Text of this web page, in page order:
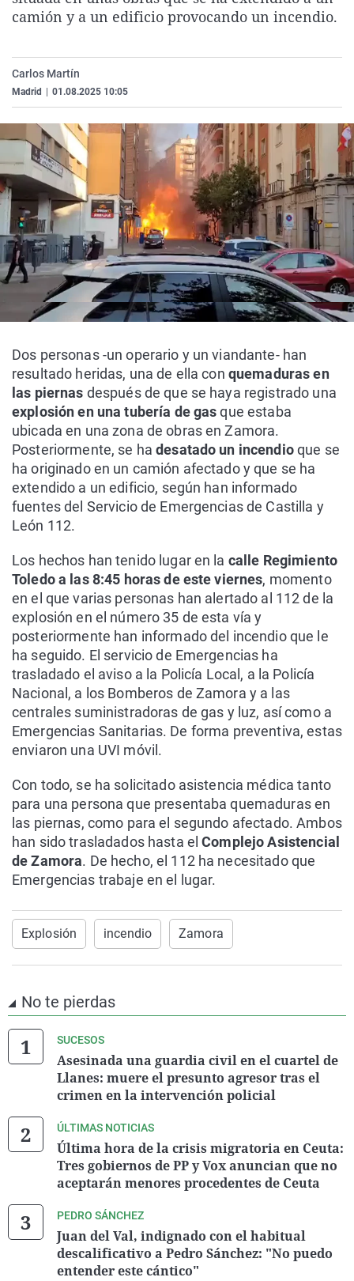
La rosa de los vientos
Caso
Extremadura
País Vasco
Virales
camión y a un edificio provocando un incendio.
Carlos Martín
Madrid 01.08.2025 10:05
Dos personas -un operario y un viandante- han
resultado heridas, una de ella con quemaduras en
las piernas después de que se haya registrado una
explosión en una tubería de gasque estaba
ubicada en una zona de obras en Zamora.
Posteriormente, se hadesatado un incendioque se
ha originado en un camión afectado y que se ha
extendido a un edificio, según han informado
fuentes del Servicio de Emergencias de Castilla y
León 112.
Los hechos han tenido lugar en la calle Regimiento
Toledo a las 8:45 horas de este viernes, momento
en el que varias personas han alertado al 112 de la
explosión en el número 35 de esta vía y
posteriormente han informado del incendio que le
ha seguido. El servicio de Emergencias ha
trasladado el aviso a la Policía Local, a la Policía
Nacional, a los Bomberos de Zamora y a las
centrales suministradoras de gas y luz, así como a
Emergencias Sanitarias. De forma preventiva, estas
enviaron una UVI móvil.
Con todo, se ha solicitado asistencia médica tanto
para una persona que presentaba quemaduras en
las piernas, como para el segundo afectado. Ambos
han sido trasladados hasta elComplejo Asistencial
de Zamora. De hecho, el 112 ha necesitado que
Emergencias trabaje en el lugar.
Explosión incendio Zamora
No te pierdas
SUCESOS
Asesinada una guardia civil en el cuartel de
Llanes: muere el presunto agresor tras el
crimen en la intervención policial
ÚLTIMAS NOTICIAS
Última hora de la crisis migratoria en Ceuta:
Tres gobiernos de PP y Vox anuncian que no
aceptarán menores procedentes de Ceuta
PEDRO SÁNCHEZ
Juan del Val, indignado con el habitual
descalificativo a Pedro Sánchez: "No puedo
entender este cántico"